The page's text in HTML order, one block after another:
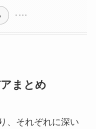
まとめ
、それぞれに深い